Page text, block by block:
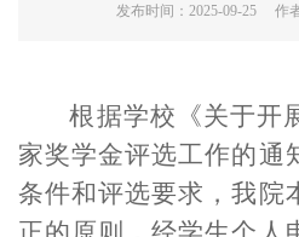
发布时间：2025-09-25 作
根据学校《关于开
家奖学金评选工作的通
条件和评选要求 ，我院